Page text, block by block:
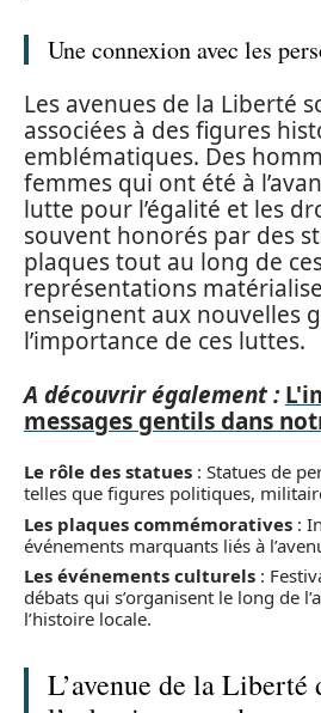
Une connexion avec les
Les avenues de la Liberté
associées à des figures
emblématiques. Des
femmes qui ont été à
lutte pour l’égalité et les
souvent honorés par des
plaques tout au long de
représentations
enseignent aux nouvelles
l’importance de ces luttes.
A découvrir également :
messages gentils dans
Le rôle des statues : Statues de
telles que figures politiques,
Les plaques commémoratives :
événements marquants liés à
Les événements culturels :
débats qui s’organisent le long de
l’histoire locale.
L’avenue de la Liberté